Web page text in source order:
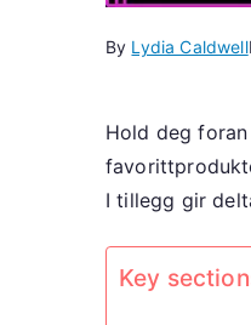
By Lydia Caldwell
Hold deg
I tillegg gir
Key